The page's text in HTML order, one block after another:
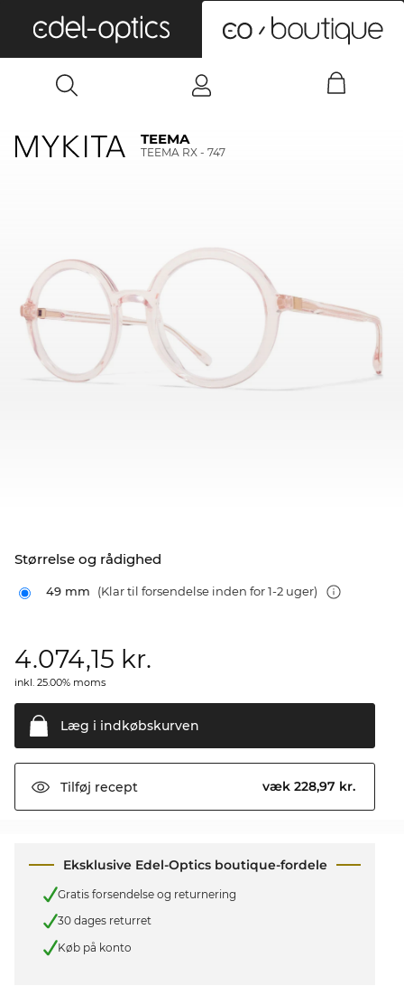
TEEMA
TEEMA RX - 747
Størrelse og rådighed
49 mm (Klar til forsendelse inden for 1-2 uger)
4.074,15 kr.
inkl. 25.00% moms
Læg i indkøbskurven
Tilføj recept væk 228,97 kr.
Eksklusive Edel-Optics boutique-fordele
Gratis forsendelse og returnering
30 dages returret
Køb på konto